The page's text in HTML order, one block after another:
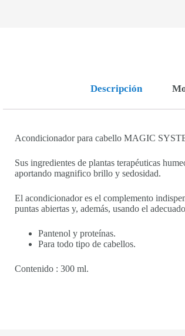
Descripción
Acondicionador para cabello MAGIC
Sus ingredientes de plantas terapéuticas
aportando magnifico brillo y sedosidad.
El acondicionador es el complemento
puntas abiertas y, además, usando el
Pantenol y proteínas.
Para todo tipo de cabellos.
Contenido : 300 ml.